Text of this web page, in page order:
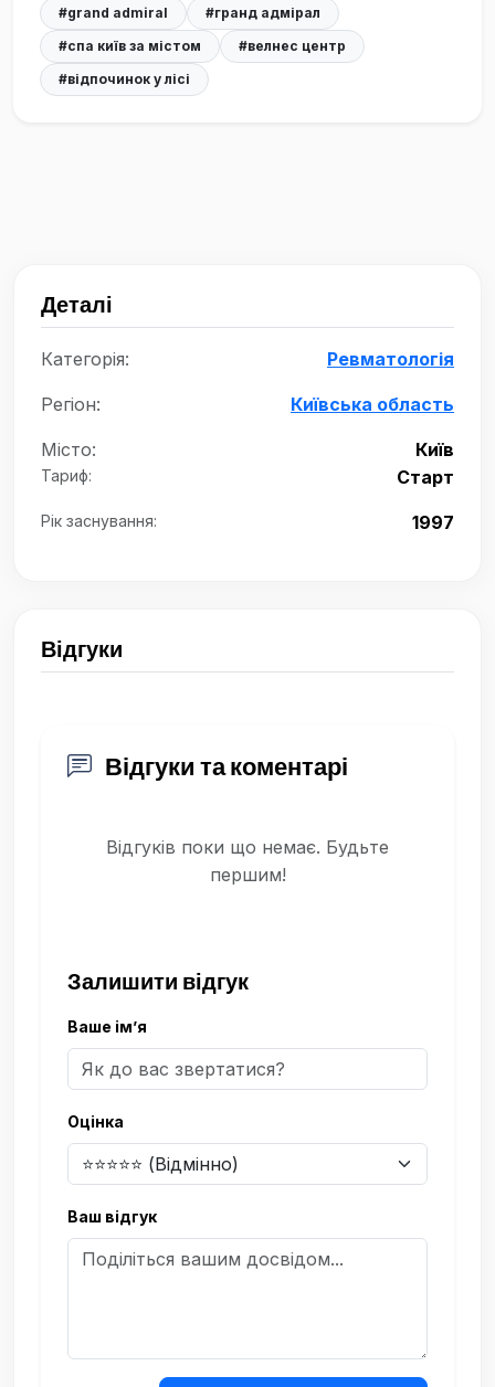
#grand admiral
#гранд адмірал
#спа київ за містом
#велнес центр
#відпочинок у лісі
Деталі
Категорія: Ревматологія
Регіон: Київська область
Місто: Київ
Тариф: Старт
Рік заснування: 1997
Відгуки
Відгуки та коментарі
Відгуків поки що немає. Будьте
першим!
Залишити відгук
Ваше ім’я
Оцінка
Ваш відгук